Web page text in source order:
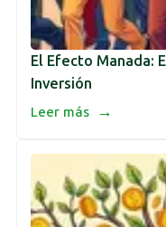
El Efecto Manada:
Inversión
Leer más →